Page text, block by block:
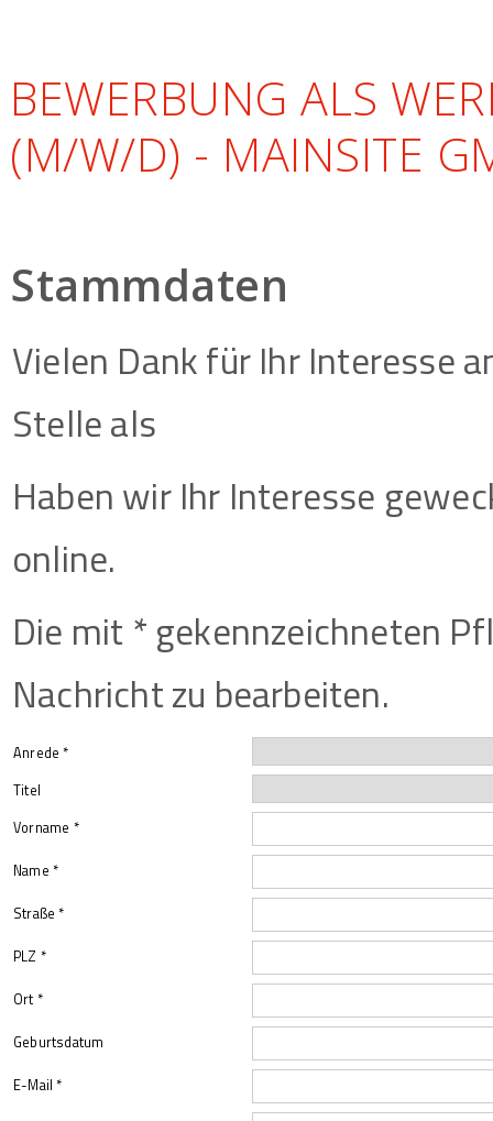
BEWERBUNG ALS
(M/W/D) - MAINSITE
Stammdaten
Vielen Dank für Ihr Interesse
Stelle als
Haben wir Ihr Interesse
online.
Die mit * gekennzeichneten
Nachricht zu bearbeiten.
Anrede *
Titel
Vorname *
Name *
Straße *
PLZ *
Ort *
Geburtsdatum
E-Mail *